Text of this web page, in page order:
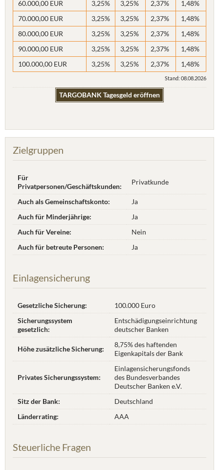
60.000,00 EUR 3,25% 3,25% 2,37%
1,48%
70.000,00 EUR
3,25% 3,25% 2,37%
1,48%
80.000,00 EUR
3,25% 3,25% 2,37%
1,48%
90.000,00 EUR
3,25% 3,25% 2,37%
1,48%
100.000,00 EUR
3,25% 3,25% 2,37% 1,48%
Stand: 08.08.2026
TARGOBANK Tagesgeld eröffnen
Zielgruppen
Für
Privatpersonen/Geschäftskunden:
Privatkunde
Auch als Gemeinschaftskonto:
Ja
Auch für Minderjährige:
Ja
Auch für Vereine:
Nein
Auch für betreute Personen:
Ja
Einlagensicherung
Gesetzliche Sicherung:
100.000 Euro
Sicherungssystem
gesetzlich:
Entschädigungseinrichtung
deutscher Banken
Höhe zusätzliche Sicherung:
8,75% des haftenden
Eigenkapitals der Bank
Privates Sicherungssystem:
Einlagensicherungsfonds
des Bundesverbandes
Deutscher Banken e.V.
Sitz der Bank:
Deutschland
Länderrating:
AAA
Steuerliche Fragen